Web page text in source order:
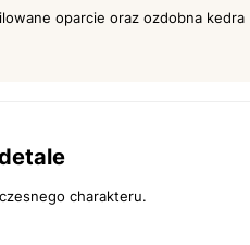
oparcie oraz ozdobna kedra
charakteru.